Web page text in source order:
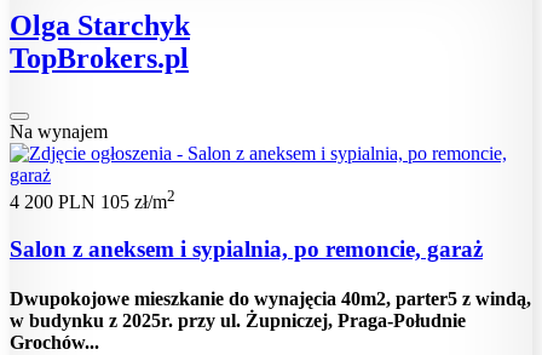
Olga Starchyk
TopBrokers.pl
Na wynajem
4 200 PLN 105 zł/m2
Salon z aneksem i sypialnia, po remoncie, garaż
Dwupokojowe mieszkanie do wynajęcia 40m2, parter5 z windą,
w budynku z 2025r. przy ul. Żupniczej, Praga-Południe
Grochów...